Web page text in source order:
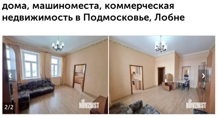
дома, машиноместа, коммерческая
недвижимость в Подмосковье, Лобне
2/2
‹ ›